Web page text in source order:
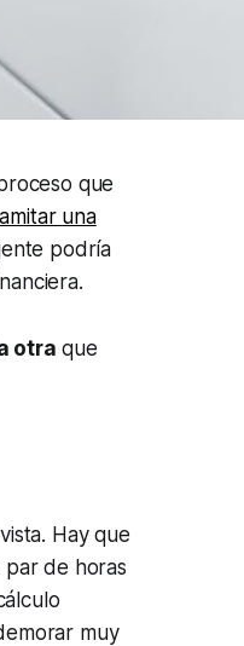
que
una
podría
otra que
Hay que
par de horas
muy